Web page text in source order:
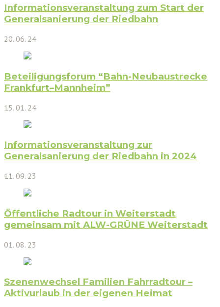
Informationsveranstaltung zum Start der
Generalsanierung der Riedbahn
20. 06. 24
Beteiligungsforum “Bahn-Neubaustrecke
Frankfurt–Mannheim”
15. 01. 24
Informationsveranstaltung zur
Generalsanierung der Riedbahn in 2024
11. 09. 23
Öffentliche Radtour in Weiterstadt
gemeinsam mit ALW-GRÜNE Weiterstadt
01. 08. 23
Szenenwechsel Familien Fahrradtour –
Aktivurlaub in der eigenen Heimat